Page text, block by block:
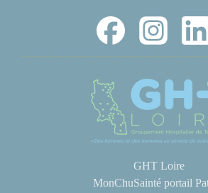
GHT Loire
MonChuSainté portail